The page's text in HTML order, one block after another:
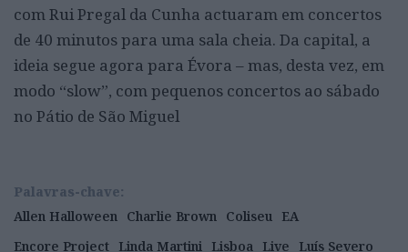
com Rui Pregal da Cunha actuaram em concertos
de 40 minutos para uma sala cheia. Da capital, a
ideia segue agora para Évora – mas, desta vez, em
modo “slow”, com pequenos concertos ao sábado
no Pátio de São Miguel
Palavras-chave:
Allen Halloween Charlie Brown Coliseu EA
Encore Project Linda Martini Lisboa Live
Luís Severo